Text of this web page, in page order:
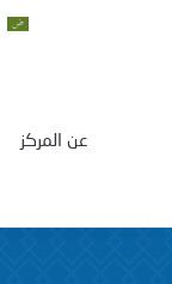
عن المركز